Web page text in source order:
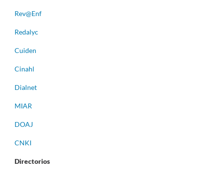
Rev@Enf
Redalyc
Cuiden
Cinahl
Dialnet
MIAR
DOAJ
CNKI
Directorios